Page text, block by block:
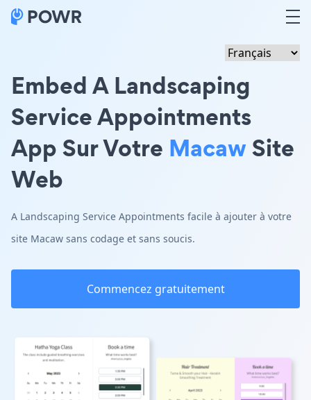
Embed A Landscaping
Service Appointments
App Sur Votre MacawSite
Web
A Landscaping Service Appointments facile à ajouter à votre
site Macaw sans codage et sans soucis.
Commencez gratuitement